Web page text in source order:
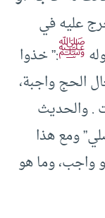
عليه في
ﷺ:” خذوا
الحج واجبة،
. والحديث
ومع هذا
واجب، وما هو